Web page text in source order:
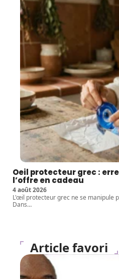
Oeil protecteur grec :
l’offre en cadeau
4 août 2026
L'œil protecteur grec ne se manipule
Dans…
Article favori